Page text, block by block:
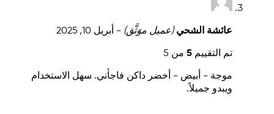
عائشة الشحي(عميل موَثَّق) - أبريل 10, 2025
تم التقييم 5 من 5
موجة - أبيض - أخضر داكن فاجأني. سهل الاستخدام
ويبدو جميلاً.